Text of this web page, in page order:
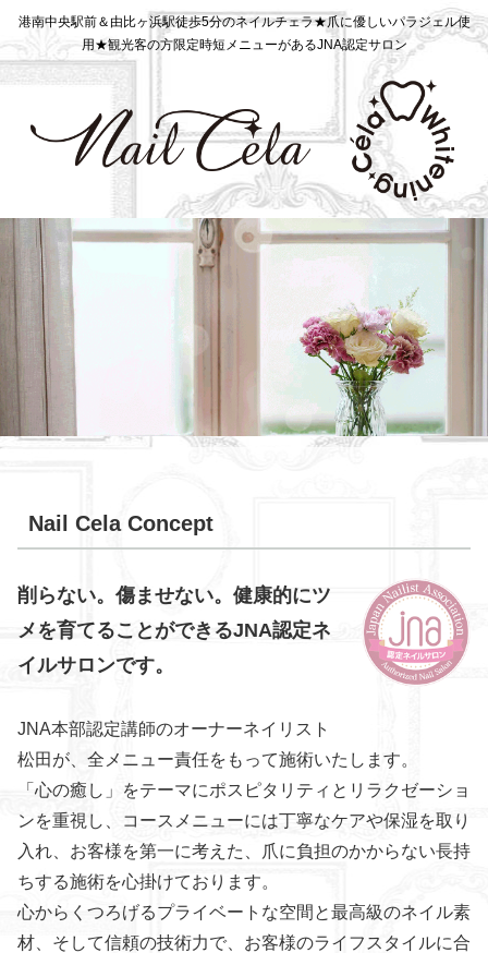
港南中央駅前＆由比ヶ浜駅徒歩5分のネイルチェラ★爪に優しいパラジェル使
用★観光客の方限定時短メニューがあるJNA認定サロン
Nail Cela Concept
削らない。傷ませない。健康的にツ
メを育てることができるJNA認定ネ
イルサロンです。
JNA本部認定講師のオーナーネイリスト
松田が、全メニュー責任をもって施術いたします。
「心の癒し」をテーマにポスピタリティとリラクゼーショ
ンを重視し、コースメニューには丁寧なケアや保湿を取り
入れ、お客様を第一に考えた、爪に負担のかからない長持
ちする施術を心掛けております。
心からくつろげるプライベートな空間と最高級のネイル素
材、そして信頼の技術力で、お客様のライフスタイルに合